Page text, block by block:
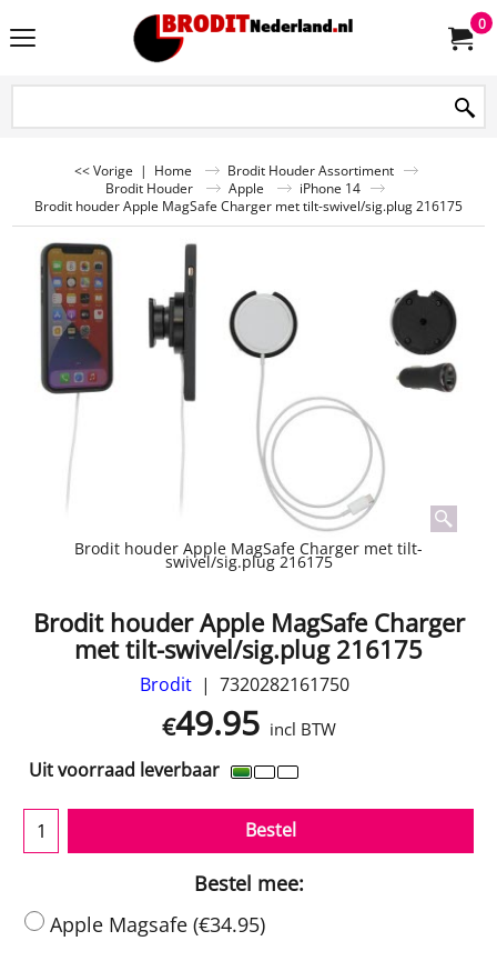
0
<< Vorige | Home
Brodit Houder Assortiment
Brodit Houder
Apple
iPhone 14
Brodit houder Apple MagSafe Charger met tilt-swivel/sig.plug 216175
Brodit houder Apple MagSafe Charger met tilt-
swivel/sig.plug 216175
Brodit houder Apple MagSafe Charger
met tilt-swivel/sig.plug 216175
Brodit 7320282161750
€49.95 incl BTW
Uit voorraad leverbaar
Bestel
Bestel mee:
Apple Magsafe (€34.95)